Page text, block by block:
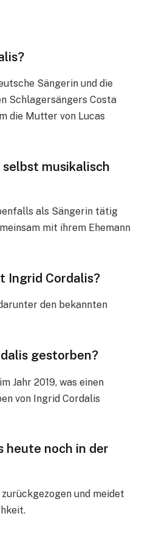
Sängerin und die
Schlagersängers Costa
die Mutter von Lucas
musikalisch
als Sängerin tätig
mit ihrem Ehemann
Ingrid Cordalis?
den bekannten
gestorben?
Jahr 2019, was einen
von Ingrid Cordalis
heute noch in der
und meidet